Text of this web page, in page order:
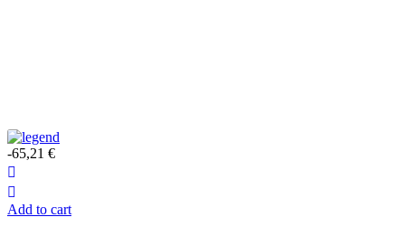
-65,21 €
Add to cart